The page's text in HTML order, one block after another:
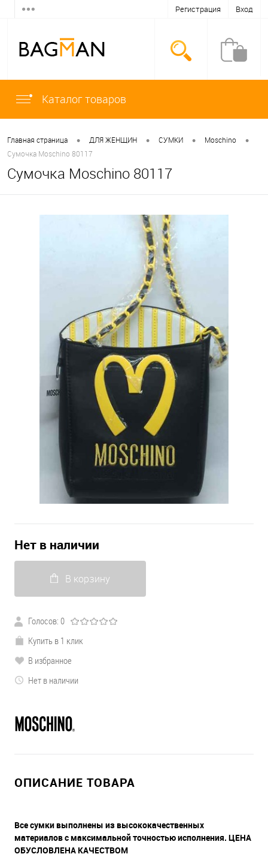
Регистрация Вход
Каталог товаров
Главная страница • ДЛЯ ЖЕНЩИН • СУМКИ • Moschino •
Сумочка Moschino 80117
Сумочка Moschino 80117
Нет в наличии
В корзину
Голосов: 0
Купить в 1 клик
В избранное
Нет в наличии
ОПИСАНИЕ ТОВАРА
Все сумки выполнены из высококачественных
материалов с максимальной точностью исполнения. ЦЕНА
ОБУСЛОВЛЕНА КАЧЕСТВОМ